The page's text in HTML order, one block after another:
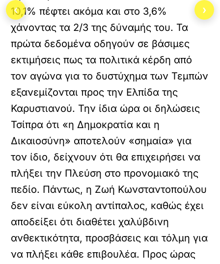
10,1% πέφτει ακόμα και στο 3,6%
χάνοντας τα 2/3 της δύναμής του. Τα
πρώτα δεδομένα οδηγούν σε βάσιμες
εκτιμήσεις πως τα πολιτικά κέρδη από
τον αγώνα για το δυστύχημα των Τεμπών
εξανεμίζονται προς την Ελπίδα της
Καρυστιανού. Την ίδια ώρα οι δηλώσεις
Τσίπρα ότι «η Δημοκρατία και η
Δικαιοσύνη» αποτελούν «σημαία» για
τον ίδιο, δείχνουν ότι θα επιχειρήσει να
πλήξει την Πλεύση στο προνομιακό της
πεδίο. Πάντως, η Ζωή Κωνσταντοπούλου
δεν είναι εύκολη αντίπαλος, καθώς έχει
αποδείξει ότι διαθέτει χαλύβδινη
ανθεκτικότητα, προσβάσεις και τόλμη για
να πλήξει κάθε επιβουλέα. Προς ώρας
‹ ›